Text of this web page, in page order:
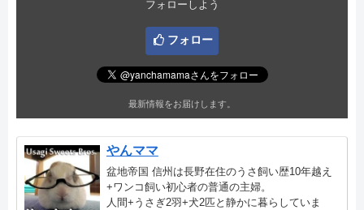
フォローしよう
フォロー
最新情報をお届けします。
やんママ
盆地帝国 信州は長野在住のうさ飼い歴10年越え
+ワンコ飼い初心者の普通の主婦。
人間+うさぎ2羽+犬2匹と静かに暮らしていま